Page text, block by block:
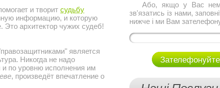
и творит судьбу
информацию, и которую
архитектор чужих судеб!
является
Никогда не надо
по уровню исполнения им
, произведёт впечатление о
Або, якщо у Вас
зв'язатись із нами,
нижче і ми Вам